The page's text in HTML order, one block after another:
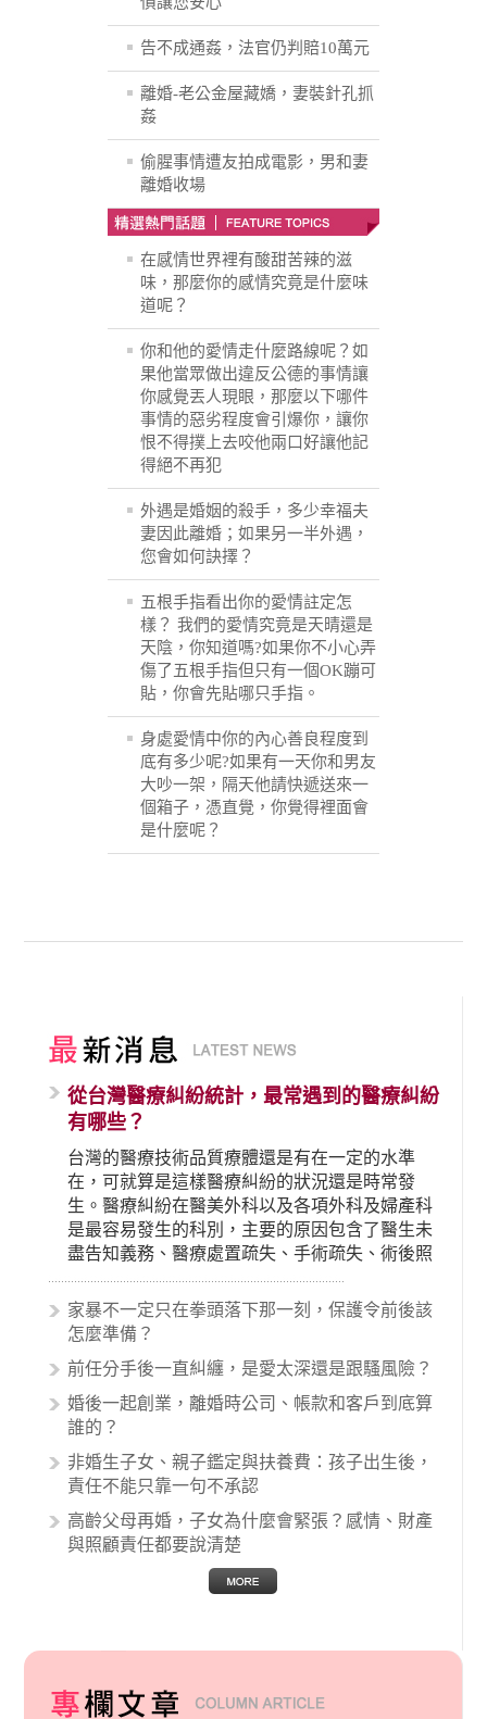
告不成通姦，法官仍判賠10萬元
離婚-老公金屋藏嬌，妻裝針孔抓
姦
偷腥事情遭友拍成電影，男和妻
離婚收場
在感情世界裡有酸甜苦辣的滋
味，那麼你的感情究竟是什麼味
道呢？
你和他的愛情走什麼路線呢？如
果他當眾做出違反公德的事情讓
你感覺丟人現眼，那麼以下哪件
事情的惡劣程度會引爆你，讓你
恨不得撲上去咬他兩口好讓他記
得絕不再犯
外遇是婚姻的殺手，多少幸福夫
妻因此離婚；如果另一半外遇，
您會如何訣擇？
五根手指看出你的愛情註定怎
樣？ 我們的愛情究竟是天晴還是
天陰，你知道嗎?如果你不小心弄
傷了五根手指但只有一個OK蹦可
貼，你會先貼哪只手指。
身處愛情中你的內心善良程度到
底有多少呢?如果有一天你和男友
大吵一架，隔天他請快遞送來一
個箱子，憑直覺，你覺得裡面會
是什麼呢？
從台灣醫療糾紛統計，最常遇到的醫療糾紛
有哪些？
台灣的醫療技術品質療體還是有在一定的水準
在，可就算是這樣醫療糾紛的狀況還是時常發
生。醫療糾紛在醫美外科以及各項外科及婦產科
是最容易發生的科別，主要的原因包含了醫生未
盡告知義務、醫療處置疏失、手術疏失、術後照
顧失當、醫療費用的收取。雖然醫學進步，但醫
生與病患之間引起的糾紛還是經常發生。很多案
例中最後都走向訴訟流程，我們如果不幸遇到相
的內容其實非常多，有些案例…
家暴不一定只在拳頭落下那一刻，保護令前後該
怎麼準備？
前任分手後一直糾纏，是愛太深還是跟騷風險？
婚後一起創業，離婚時公司、帳款和客戶到底算
誰的？
非婚生子女、親子鑑定與扶養費：孩子出生後，
責任不能只靠一句不承認
高齡父母再婚，子女為什麼會緊張？感情、財產
與照顧責任都要說清楚